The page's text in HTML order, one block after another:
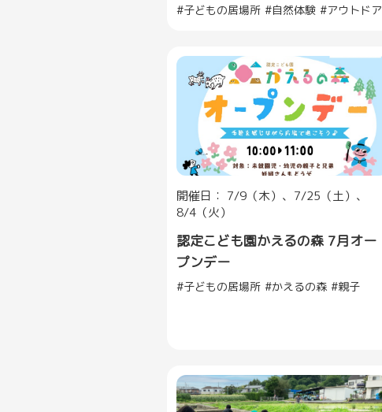
子どもの居場所
自然体験 アウトドア
開催日： 7/9（木）、7/25（土）、
8/4（火）
認定こども園かえるの森 7月オー
プンデー
子どもの居場所 かえるの森 親子